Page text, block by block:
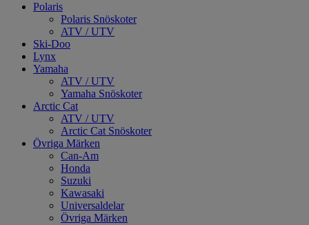
Polaris
Polaris Snöskoter
ATV / UTV
Ski-Doo
Lynx
Yamaha
ATV / UTV
Yamaha Snöskoter
Arctic Cat
ATV / UTV
Arctic Cat Snöskoter
Övriga Märken
Can-Am
Honda
Suzuki
Kawasaki
Universaldelar
Övriga Märken